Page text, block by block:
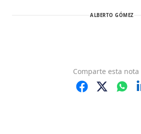
ALBERTO GÓMEZ
Comparte esta nota